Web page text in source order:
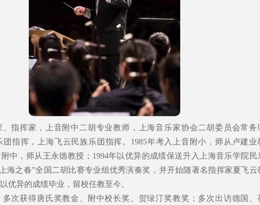
、指挥家，上音附中二胡专业教师，上海音乐家协会二胡委员会常务
指挥，上海飞云民族乐团指挥。1985年考入上音附小，师从卢建业
中，师从王永德教授；1994年以优异的成绩保送升入上海音乐学院民
海之春”全国二胡比赛专业组优秀演奏奖，并开始随著名指挥家夏飞云
优异的成绩毕业，留校任教至今。
多次获得唐氏奖教金、附中校长奖、贺绿汀奖教奖；多次出访德国、